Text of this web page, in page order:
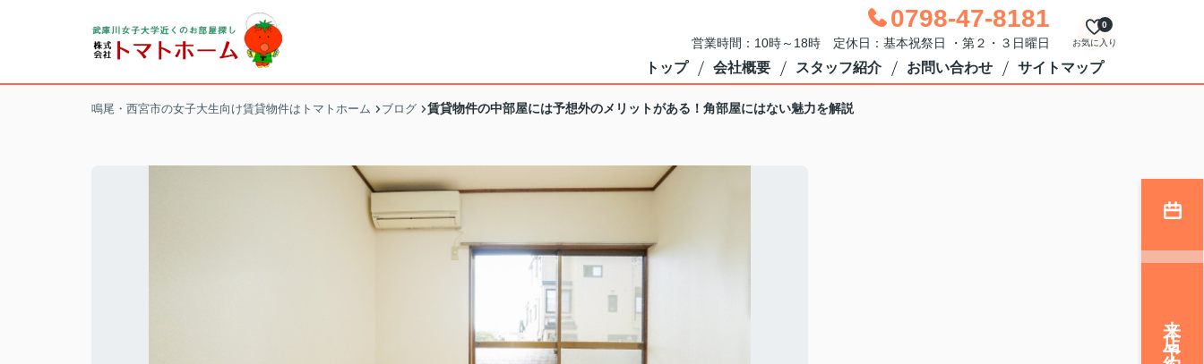
0798-47-8181
営業時間：10時～18時 定休日：基本祝祭日 ・第２・３日曜日 お気に入り
0
トップ 会社概要 スタッフ紹介 お問い合わせ サイトマップ
鳴尾・西宮市の女子大生向け賃貸物件はトマトホーム ブログ 賃貸物件の中部屋には予想外のメリットがある！角部屋にはない魅力を解説
来店予約